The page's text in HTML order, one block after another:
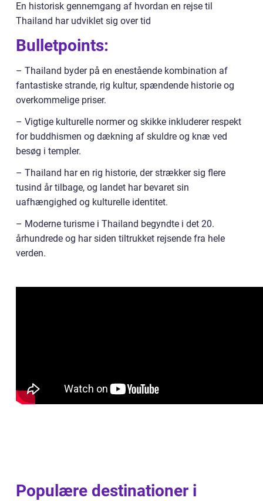
En historisk gennemgang af hvordan en rejse til
Thailand har udviklet sig over tid
Bulletpoints:
– Thailand byder på en enestående kombination af
fantastiske strande, rig kultur, spændende historie og
overkommelige priser.
– Vigtige kulturelle normer og skikke inkluderer respekt
for buddhismen og dækning af skuldre og knæ ved
besøg i templer.
– Thailand har en rig historie, der strækker sig flere
tusind år tilbage, og landet har bevaret sin
uafhængighed og kulturelle identitet.
– Moderne turisme i Thailand begyndte i det 20.
århundrede og har siden tiltrukket rejsende fra hele
verden.
Populære destinationer i